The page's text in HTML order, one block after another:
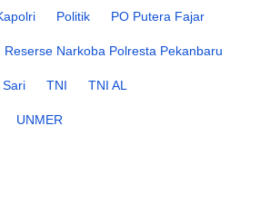
Politik PO Putera Fajar
Reserse Narkoba Polresta Pekanbaru
Sari TNI TNI AL
UNMER